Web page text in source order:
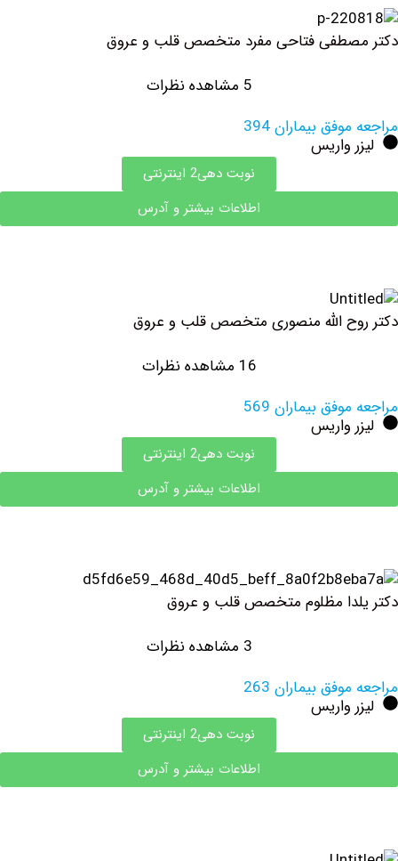
فتاحی مفرد متخصص قلب و عروق
بیماران 394
واریس
نوبت دهی2 اینترنتی
اطلاعات بیشتر و آدرس
الله منصوری متخصص قلب و عروق
بیماران 569
واریس
نوبت دهی2 اینترنتی
اطلاعات بیشتر و آدرس
مظلوم متخصص قلب و عروق
بیماران 263
واریس
نوبت دهی2 اینترنتی
اطلاعات بیشتر و آدرس